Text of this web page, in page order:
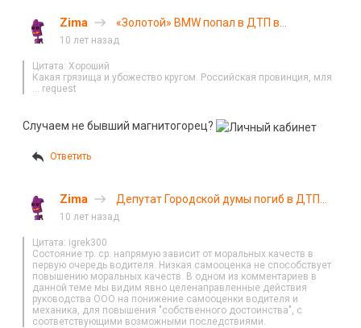
Zima
«Золотой» BMW попал в ДТП в
Магнитогорске
10 лет назад
Цитата: Хороший
Какая грязища и убожество кругом. Российская провинция, мля
… request
Случаем не бывший магнитогорец?
Ответить
Zima
Депутат Городской думы погиб в ДТП
под Нижним Новгородом
10 лет назад
Цитата: igrek300
Состояние тр. ср. напрямую зависит от моральных качеств в
первую очередь водителя. Низкая самооценка не способствует
повышению моральных качеств. В одном из комментариев в
данной теме мы видим явно целенаправленные действия
руководства ООО на понижение самооценки водителя и
механика, для повышения "собственного достоинства", с
соответствующими возможными последствиями.